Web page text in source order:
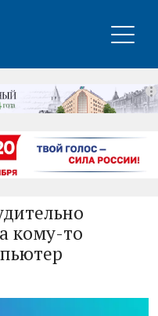
кому-то